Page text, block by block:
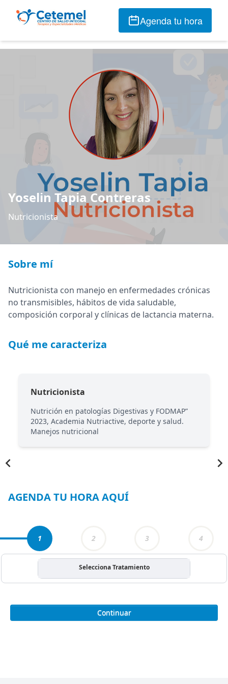
Agenda tu hora
Yoselin Tapia Contreras
Nutricionista
Sobre mí
Nutricionista con manejo en enfermedades crónicas
no transmisibles, hábitos de vida saludable,
composición corporal y clínicas de lactancia materna.
Qué me caracteriza
Nutricionista
Nutrición en patologías Digestivas y FODMAP”
2023, Academia Nutriactive, deporte y salud.
Manejos nutricional
AGENDA TU HORA AQUÍ
1 2 3 4
Selecciona Tratamiento
Continuar